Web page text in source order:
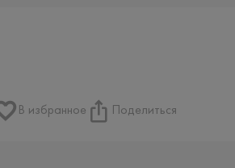
В избранное Поделиться